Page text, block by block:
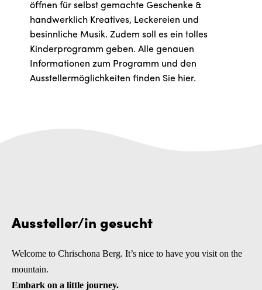
öffnen für selbst gemachte Geschenke &
handwerklich Kreatives, Leckereien und
besinnliche Musik. Zudem soll es ein tolles
Kinderprogramm geben. Alle genauen
Informationen zum Programm und den
Ausstellermöglichkeiten finden Sie hier.
Aussteller/in gesucht
Welcome to Chrischona Berg. It’s nice to have you visit on the
mountain.
Embark on a little journey.